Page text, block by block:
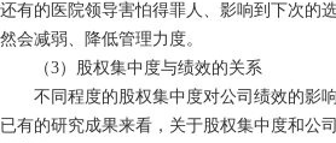
还有的医院领导害怕得罪人、影响到下次的
然会减弱、降低管理力度。
（3）股权集中度与绩效的关系
不同程度的股权集中度对公司绩效的影
已有的研究成果来看，关于股权集中度和公